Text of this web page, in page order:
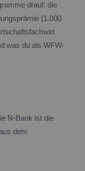
drauf: die
(1.000
was du als WFW-
N-Bank ist die
dem